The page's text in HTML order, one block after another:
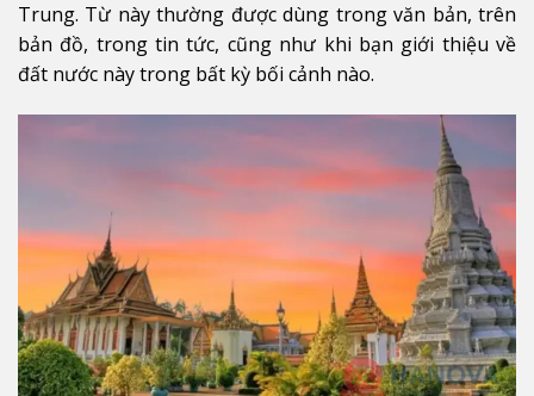
Trung. Từ này thường được dùng trong văn bản, trên
bản đồ, trong tin tức, cũng như khi bạn giới thiệu về
đất nước này trong bất kỳ bối cảnh nào.